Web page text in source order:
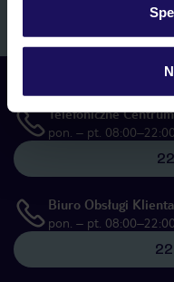
Telefoniczne
pon. – pt.
Biuro Obsługi Klienta
pon. – pt.